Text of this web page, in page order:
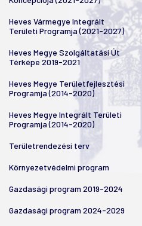
Heves Vármegye Integrált
Területi Programja (2021-2027)
Heves Megye Szolgáltatási Út
Térképe 2019-2021
Heves Megye Területfejlesztési
Programja (2014-2020)
Heves Megye Integrált Területi
Programja (2014-2020)
Területrendezési terv
Környezetvédelmi program
Gazdasági program 2019-2024
Gazdasági program 2024-2029